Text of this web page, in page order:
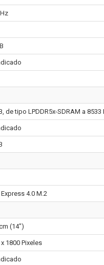
de tipo LPDDR5x-SDRAM a 8533
Express 4.0 M.2
(14")
1800 Pixeles